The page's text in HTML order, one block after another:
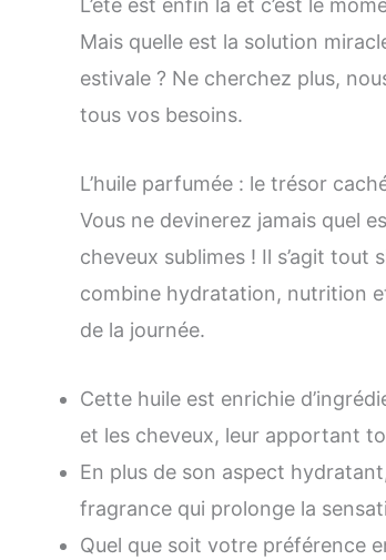
L’été est enfin là et c’est le
Mais quelle est la solution
estivale ? Ne cherchez plus,
tous vos besoins.
L’huile parfumée : le trésor
Vous ne devinerez jamais quel
cheveux sublimes ! Il s’agit tout
combine hydratation, nutrition
de la journée.
Cette huile est enrichie
et les cheveux, leur apportant
En plus de son aspect
fragrance qui prolonge la
Quel que soit votre préférence